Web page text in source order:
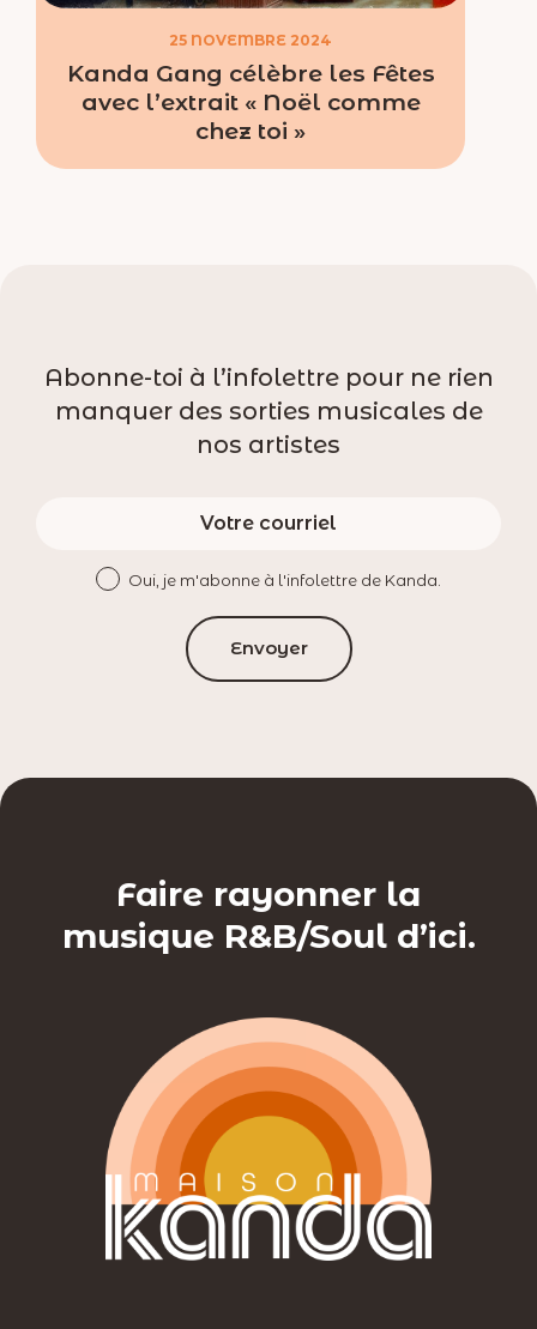
25 NOVEMBRE 2024
Kanda Gang célèbre les Fêtes
avec l’extrait « Noël comme
chez toi »
Abonne-toi à l’infolettre pour ne rien
manquer des sorties musicales de
nos artistes
Oui, je m'abonne à l'infolettre de Kanda.
Envoyer
Faire rayonner la
musique R&B/Soul d’ici.